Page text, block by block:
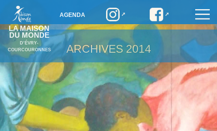
LA MAISON
DU MONDE
D’ÉVRY-
COURCOURONNES
AGENDA
ARCHIVES 2014